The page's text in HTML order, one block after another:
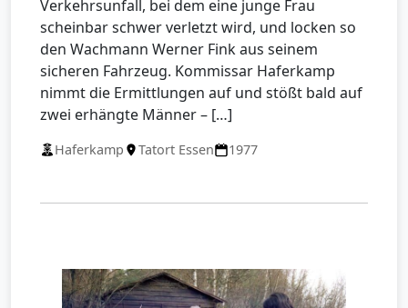
Verkehrsunfall, bei dem eine junge Frau
scheinbar schwer verletzt wird, und locken so
den Wachmann Werner Fink aus seinem
sicheren Fahrzeug. Kommissar Haferkamp
nimmt die Ermittlungen auf und stößt bald auf
zwei erhängte Männer – […]
Haferkamp Tatort Essen 1977